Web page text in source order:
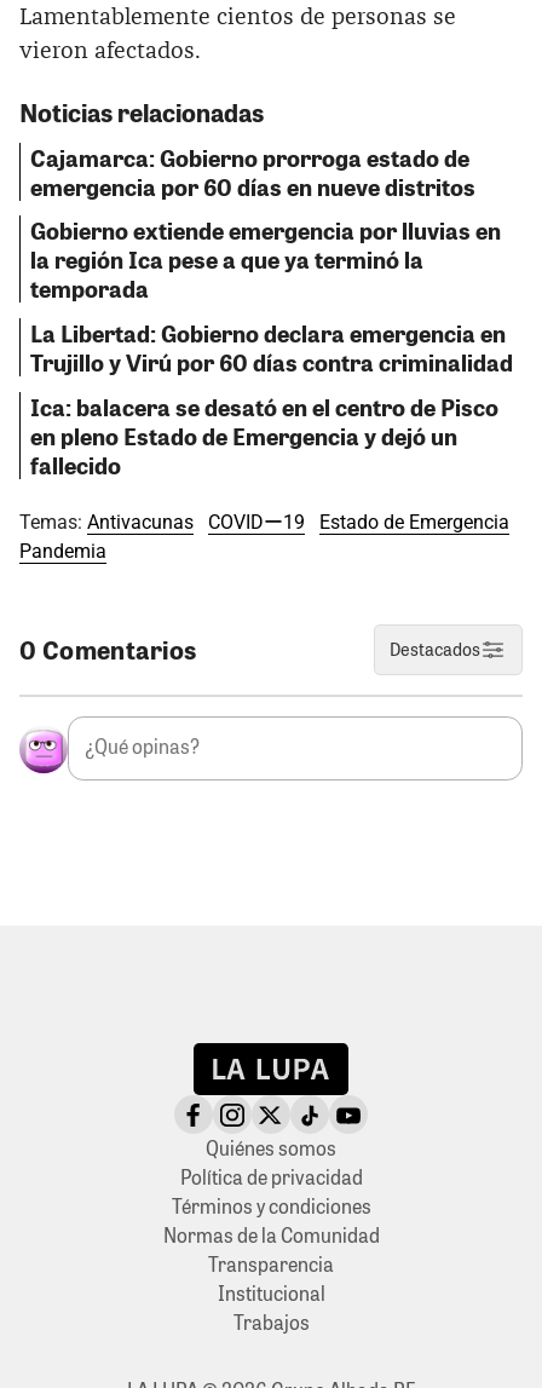
Lamentablemente cientos de personas se
vieron afectados.
Noticias relacionadas
Cajamarca: Gobierno prorroga estado de
emergencia por 60 días en nueve distritos
Gobierno extiende emergencia por lluvias en
la región Ica pese a que ya terminó la
temporada
La Libertad: Gobierno declara emergencia en
Trujillo y Virú por 60 días contra criminalidad
Ica: balacera se desató en el centro de Pisco
en pleno Estado de Emergencia y dejó un
fallecido
Temas: Antivacunas COVIDー19
Estado de Emergencia
Pandemia
0 Comentarios Destacados
Quiénes somos
Política de privacidad
Términos y condiciones
Normas de la Comunidad
Transparencia
Institucional
Trabajos